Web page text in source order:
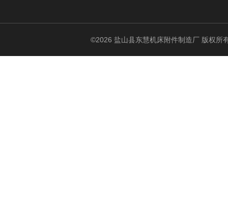
©2026 盐山县东慧机床附件制造厂 版权